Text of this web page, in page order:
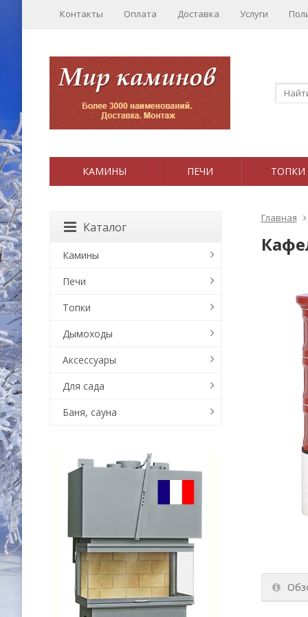
Контакты Оплата Доставка Услуги
КАМИНЫ ПЕЧИ ТОПКИ
Главная
Каталог
Камины
Печи
Топки
Дымоходы
Аксессуары
Для сада
Баня, сауна